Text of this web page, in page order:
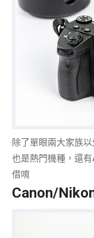
除了單眼兩大家族
也是熱門機種，還
借唷
Canon/